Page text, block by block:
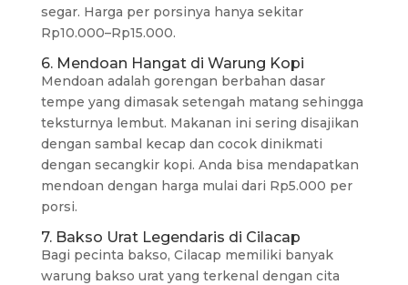
segar. Harga per porsinya hanya sekitar
Rp10.000–Rp15.000.
6. Mendoan Hangat di Warung Kopi
Mendoan adalah gorengan berbahan dasar
tempe yang dimasak setengah matang sehingga
teksturnya lembut. Makanan ini sering disajikan
dengan sambal kecap dan cocok dinikmati
dengan secangkir kopi. Anda bisa mendapatkan
mendoan dengan harga mulai dari Rp5.000 per
porsi.
7. Bakso Urat Legendaris di Cilacap
Bagi pecinta bakso, Cilacap memiliki banyak
warung bakso urat yang terkenal dengan cita